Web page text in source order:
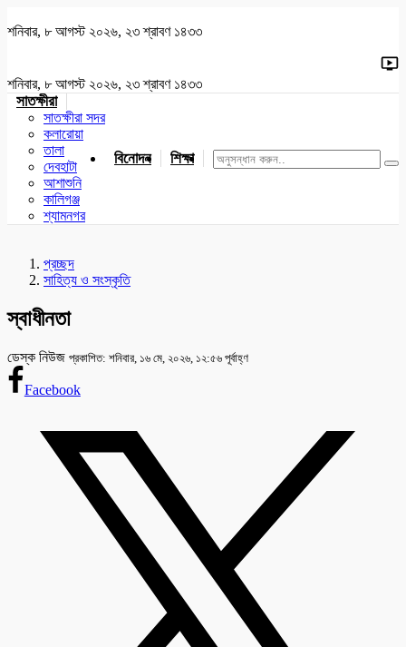
শনিবার, ৮ আগস্ট ২০২৬, ২৩ শ্রাবণ ১৪৩৩
শনিবার, ৮ আগস্ট ২০২৬, ২৩ শ্রাবণ ১৪৩৩
সাতক্ষীরা
সাতক্ষীরা সদর
কলারোয়া
তালা
দেবহাটা
আশাশুনি
কালিগঞ্জ
শ্যামনগর
বিনোদন শিক্ষা খেলাধুলা জাতীয় যশোর
প্রচ্ছদ
সাহিত্য ও সংস্কৃতি
স্বাধীনতা
ডেস্ক নিউজ প্রকাশিত: শনিবার, ১৬ মে, ২০২৬, ১২:৫৬ পূর্বাহ্ণ
Facebook